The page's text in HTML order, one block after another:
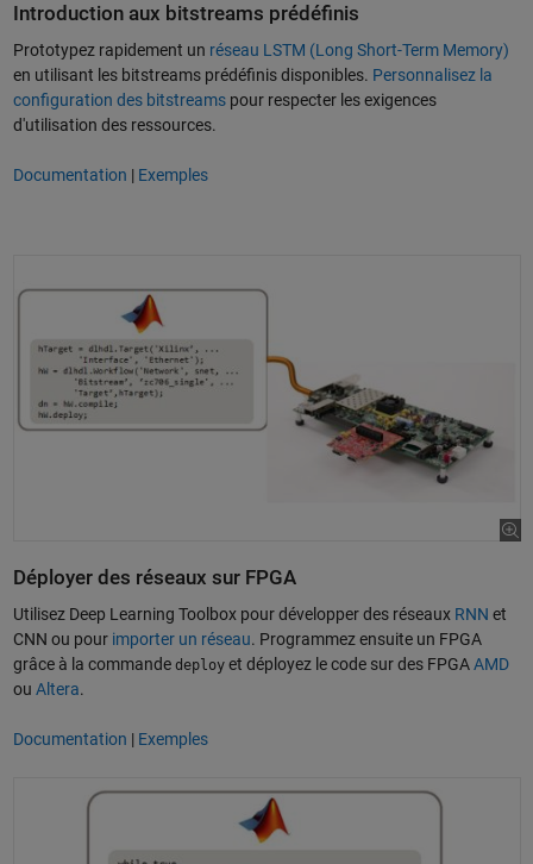
Introduction aux bitstreams prédéfinis
Prototypez rapidement un réseau LSTM (Long Short-Term Memory)
en utilisant les bitstreams prédéfinis disponibles. Personnalisez la
configuration des bitstreamspour respecter les exigences
d'utilisation des ressources.
Documentation | Exemples
Déployer des réseaux sur FPGA
Utilisez Deep Learning Toolbox pour développer des réseaux RNN et
CNN ou pour importer un réseau. Programmez ensuite un FPGA
grâce à la commande deployet déployez le code sur des FPGAAMD
ou Altera.
Documentation | Exemples